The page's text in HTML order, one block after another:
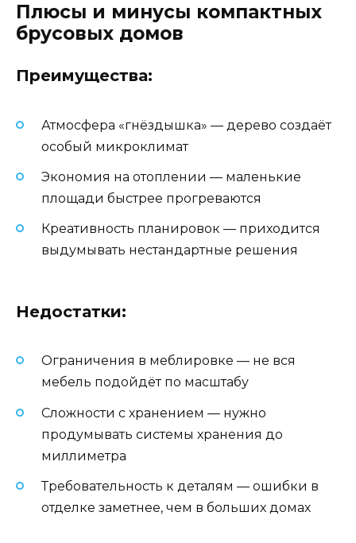
Плюсы и минусы компактных
брусовых домов
Преимущества:
Атмосфера «гнёздышка» — дерево создаёт
особый микроклимат
Экономия на отоплении — маленькие
площади быстрее прогреваются
Креативность планировок — приходится
выдумывать нестандартные решения
Недостатки:
Ограничения в меблировке — не вся
мебель подойдёт по масштабу
Сложности с хранением — нужно
продумывать системы хранения до
миллиметра
Требовательность к деталям — ошибки в
отделке заметнее, чем в больших домах